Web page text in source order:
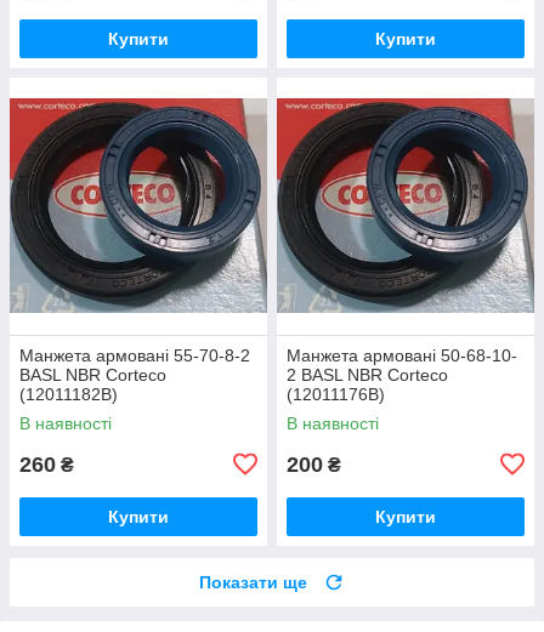
Купити Купити
Манжета армовані 55-70-8-2
BASL NBR Corteco
(12011182В)
В наявності
260 ₴
Купити
Манжета армовані 50-68-10-
2 BASL NBR Corteco
(12011176В)
В наявності
200 ₴
Купити
Показати ще